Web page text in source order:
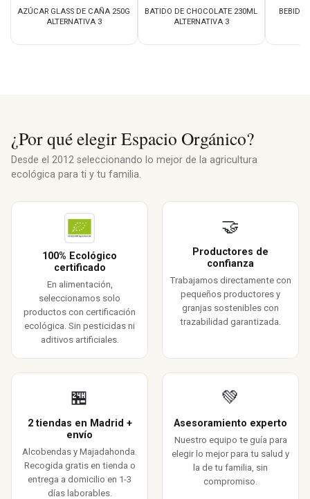
AZÚCAR GLASS DE CAÑA 250G
ALTERNATIVA 3
BATIDO DE CHOCOLATE 230ML
ALTERNATIVA 3
BEBIDA
¿Por qué elegir Espacio Orgánico?
Desde el 2012 seleccionando lo mejor de la agricultura
ecológica para ti y tu familia.
100% Ecológico
certificado
En alimentación,
seleccionamos solo
productos con certificación
ecológica. Sin pesticidas ni
aditivos artificiales.
🤝
Productores de
confianza
Trabajamos directamente con
pequeños productores y
granjas sostenibles con
trazabilidad garantizada.
🏪
2 tiendas en Madrid +
envío
Alcobendas y Majadahonda.
Recogida gratis en tienda o
entrega a domicilio en 1-3
días laborables.
💚
Asesoramiento experto
Nuestro equipo te guía para
elegir lo mejor para tu salud y
la de tu familia, sin
compromiso.